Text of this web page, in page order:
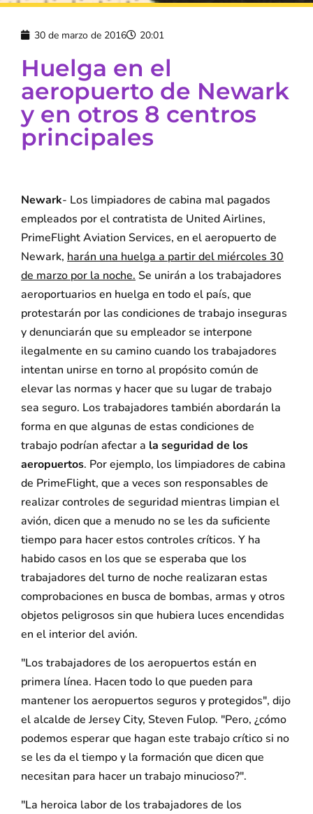
30 de marzo de 2016 20:01
Huelga en el
aeropuerto de Newark
y en otros 8 centros
principales
Newark- Los limpiadores de cabina mal pagados
empleados por el contratista de United Airlines,
PrimeFlight Aviation Services, en el aeropuerto de
Newark, harán una huelga a partir del miércoles 30
de marzo por la noche. Se unirán a los trabajadores
aeroportuarios en huelga en todo el país, que
protestarán por las condiciones de trabajo inseguras
y denunciarán que su empleador se interpone
ilegalmente en su camino cuando los trabajadores
intentan unirse en torno al propósito común de
elevar las normas y hacer que su lugar de trabajo
sea seguro. Los trabajadores también abordarán la
forma en que algunas de estas condiciones de
trabajo podrían afectar a la seguridad de los
aeropuertos. Por ejemplo, los limpiadores de cabina
de PrimeFlight, que a veces son responsables de
realizar controles de seguridad mientras limpian el
avión, dicen que a menudo no se les da suficiente
tiempo para hacer estos controles críticos. Y ha
habido casos en los que se esperaba que los
trabajadores del turno de noche realizaran estas
comprobaciones en busca de bombas, armas y otros
objetos peligrosos sin que hubiera luces encendidas
en el interior del avión.
"Los trabajadores de los aeropuertos están en
primera línea. Hacen todo lo que pueden para
mantener los aeropuertos seguros y protegidos", dijo
el alcalde de Jersey City, Steven Fulop. "Pero, ¿cómo
podemos esperar que hagan este trabajo crítico si no
se les da el tiempo y la formación que dicen que
necesitan para hacer un trabajo minucioso?".
"La heroica labor de los trabajadores de los